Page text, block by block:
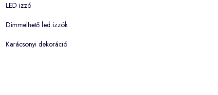
LED izzó
Dimmelhető led izzók
Karácsonyi dekoráció